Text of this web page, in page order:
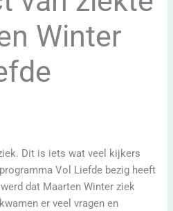
Winter
Dit is iets wat veel kijkers
Vol Liefde bezig heeft
dat Maarten Winter ziek
er veel vragen en